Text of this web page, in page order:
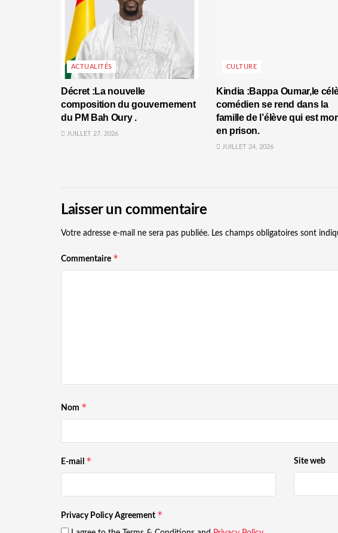
ACTUALITÉS
Décret :La nouvelle
composition du gouvernement
du PM Bah Oury .
JUILLET 27, 2026
CULTURE
Kindia :Bappa Oumar,le
comédien se rend dans la
famille de l’élève qui est
en prison.
JUILLET 24, 2026
Laisser un commentaire
Votre adresse e-mail ne sera pas publiée. Les champs obligatoires sont
Commentaire *
Nom *
E-mail * Site web
Privacy Policy Agreement *